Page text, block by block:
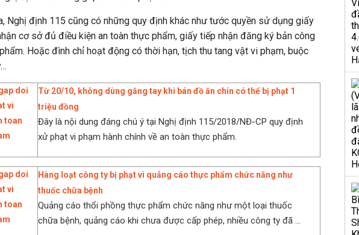
Nghị định 115 cũng có những quy định khác như tước quyền sử dụng giấy
cơ sở đủ điều kiện an toàn thực phẩm, giấy tiếp nhận đăng ký bản công
Hoặc đình chỉ hoạt động có thời hạn, tịch thu tang vật vi phạm, buộc
Từ 20/10, không dùng găng tay khi bán đồ ăn chín có thể bị phạt 1
triệu đồng
Đây là nội dung đáng chú ý tại Nghị định 115/2018/NĐ-CP quy định
xử phạt vi phạm hành chính về an toàn thực phẩm.
Hàng loạt công ty bị phạt vì quảng cáo thực phẩm chức năng như
thuốc chữa bệnh
Quảng cáo thổi phồng thực phẩm chức năng như một loại thuốc
chữa bệnh, quảng cáo khi chưa được cấp phép, nhiều công ty đã ...